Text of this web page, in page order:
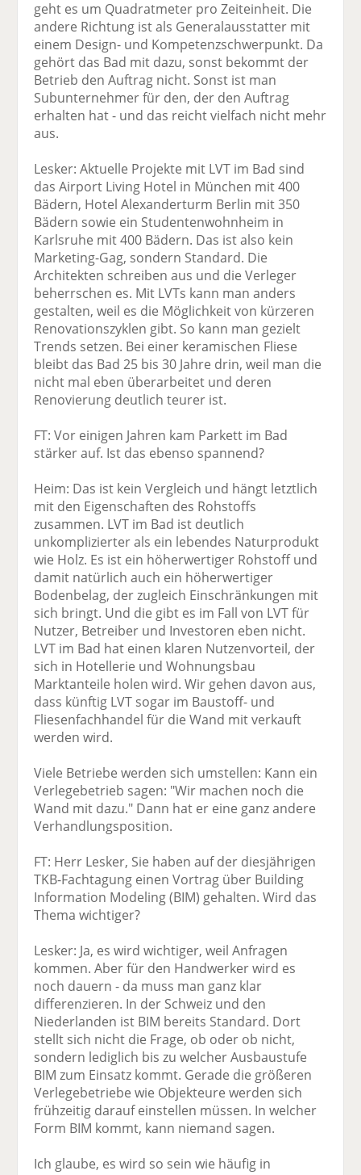
geht es um Quadratmeter pro Zeiteinheit. Die
andere Richtung ist als Generalausstatter mit
einem Design- und Kompetenzschwerpunkt. Da
gehört das Bad mit dazu, sonst bekommt der
Betrieb den Auftrag nicht. Sonst ist man
Subunternehmer für den, der den Auftrag
erhalten hat - und das reicht vielfach nicht mehr
aus.
Lesker: Aktuelle Projekte mit LVT im Bad sind
das Airport Living Hotel in München mit 400
Bädern, Hotel Alexanderturm Berlin mit 350
Bädern sowie ein Studentenwohnheim in
Karlsruhe mit 400 Bädern. Das ist also kein
Marketing-Gag, sondern Standard. Die
Architekten schreiben aus und die Verleger
beherrschen es. Mit LVTs kann man anders
gestalten, weil es die Möglichkeit von kürzeren
Renovationszyklen gibt. So kann man gezielt
Trends setzen. Bei einer keramischen Fliese
bleibt das Bad 25 bis 30 Jahre drin, weil man die
nicht mal eben überarbeitet und deren
Renovierung deutlich teurer ist.
FT: Vor einigen Jahren kam Parkett im Bad
stärker auf. Ist das ebenso spannend?
Heim: Das ist kein Vergleich und hängt letztlich
mit den Eigenschaften des Rohstoffs
zusammen. LVT im Bad ist deutlich
unkomplizierter als ein lebendes Naturprodukt
wie Holz. Es ist ein höherwertiger Rohstoff und
damit natürlich auch ein höherwertiger
Bodenbelag, der zugleich Einschränkungen mit
sich bringt. Und die gibt es im Fall von LVT für
Nutzer, Betreiber und Investoren eben nicht.
LVT im Bad hat einen klaren Nutzenvorteil, der
sich in Hotellerie und Wohnungsbau
Marktanteile holen wird. Wir gehen davon aus,
dass künftig LVT sogar im Baustoff- und
Fliesenfachhandel für die Wand mit verkauft
werden wird.
Viele Betriebe werden sich umstellen: Kann ein
Verlegebetrieb sagen: "Wir machen noch die
Wand mit dazu." Dann hat er eine ganz andere
Verhandlungsposition.
FT: Herr Lesker, Sie haben auf der diesjährigen
TKB-Fachtagung einen Vortrag über Building
Information Modeling (BIM) gehalten. Wird das
Thema wichtiger?
Lesker: Ja, es wird wichtiger, weil Anfragen
kommen. Aber für den Handwerker wird es
noch dauern - da muss man ganz klar
differenzieren. In der Schweiz und den
Niederlanden ist BIM bereits Standard. Dort
stellt sich nicht die Frage, ob oder ob nicht,
sondern lediglich bis zu welcher Ausbaustufe
BIM zum Einsatz kommt. Gerade die größeren
Verlegebetriebe wie Objekteure werden sich
frühzeitig darauf einstellen müssen. In welcher
Form BIM kommt, kann niemand sagen.
Ich glaube, es wird so sein wie häufig in